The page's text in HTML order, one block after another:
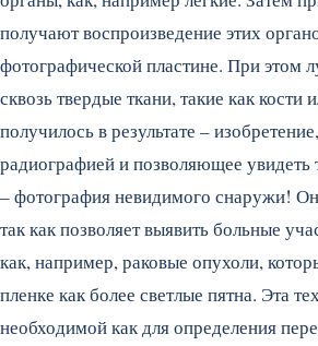
получают воспроизведение этих
фотографической пластине. При этом
сквозь твердые ткани, такие как кости
получилось в результате –
радиографией и позволяющее увидеть
– фотография невидимого снаружи!
так как позволяет выявить больные
как, например, раковые опухоли,
пленке как более светлые пятна. Эта
необходимой как для определения